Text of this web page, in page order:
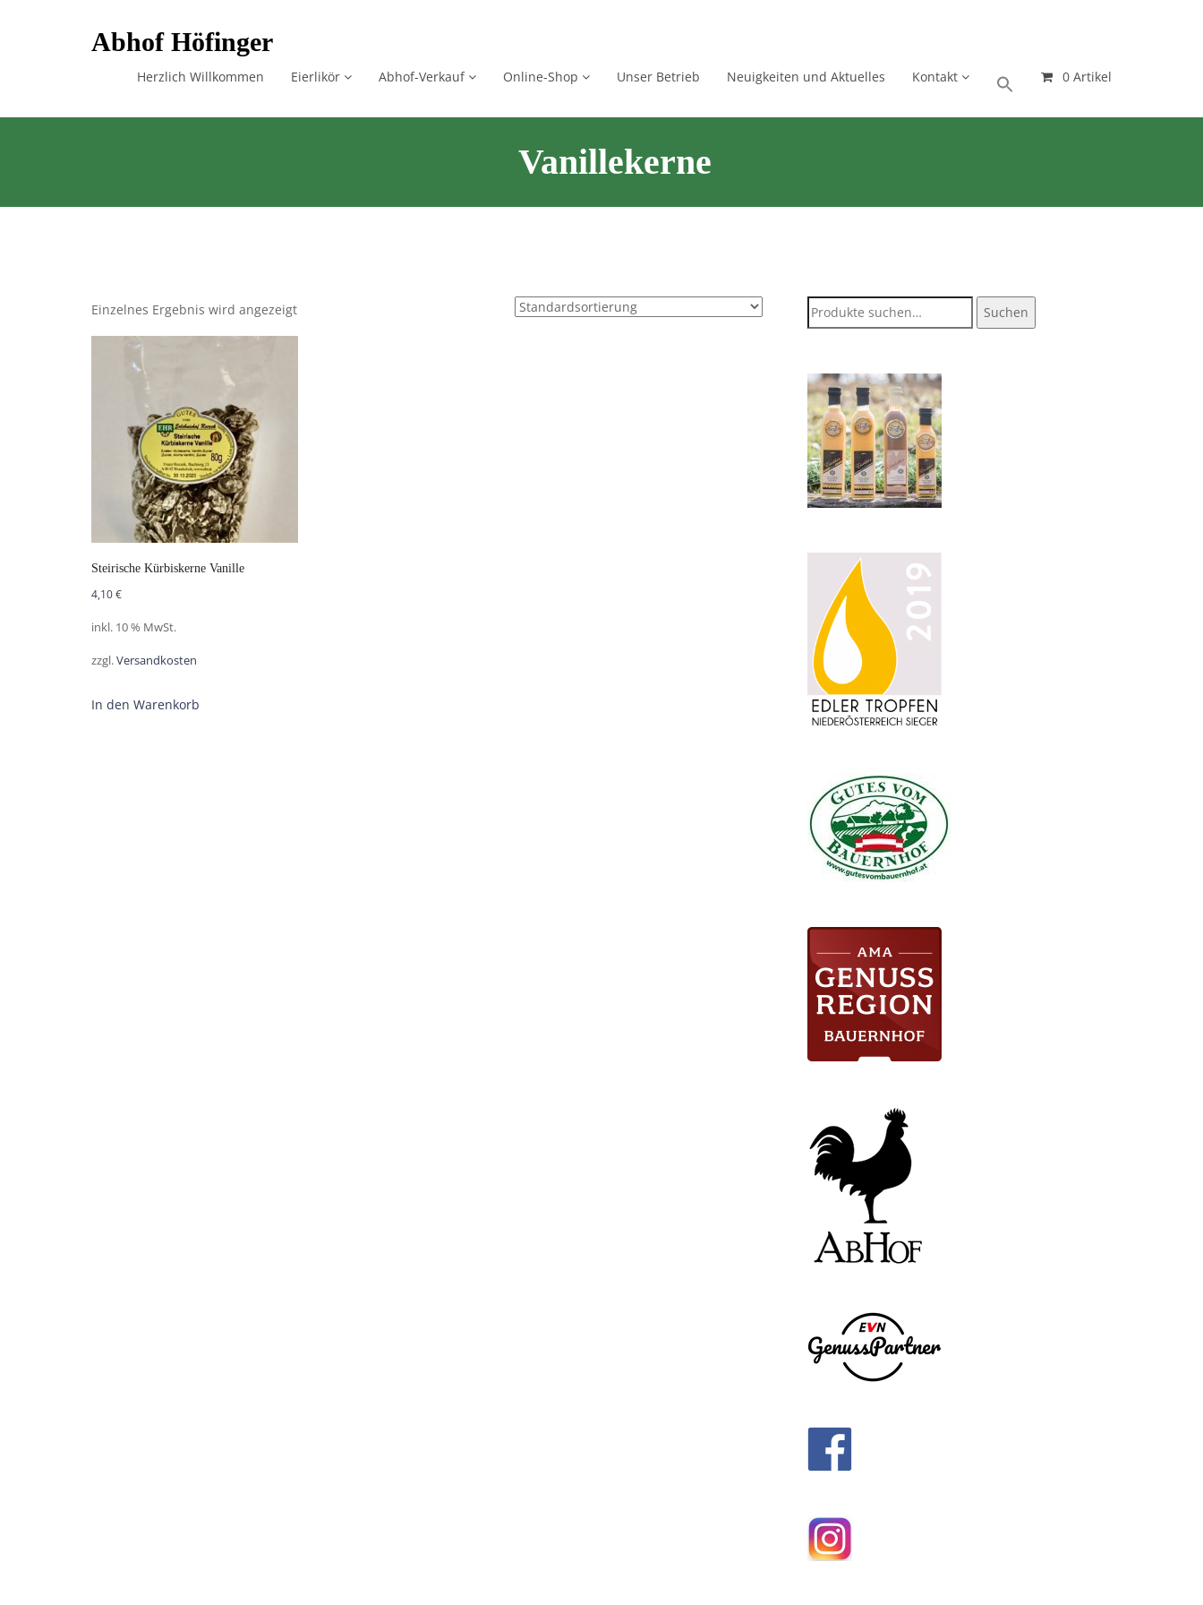
Abhof Höfinger
Herzlich Willkommen Eierlikör Abhof-Verkauf Online-Shop Unser Betrieb Neuigkeiten und Aktuelles Kontakt 0 Artikel
Vanillekerne
Einzelnes Ergebnis wird angezeigt
Steirische Kürbiskerne Vanille
4,10€
inkl. 10 % MwSt.
zzgl.Versandkosten
In den Warenkorb
Suche
Suchen